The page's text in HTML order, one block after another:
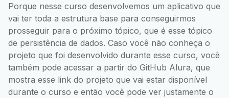
Porque nesse curso desenvolvemos um aplicativo que
vai ter toda a estrutura base para conseguirmos
prosseguir para o próximo tópico, que é esse tópico
de persistência de dados. Caso você não conheça o
projeto que foi desenvolvido durante esse curso, você
também pode acessar a partir do GitHub Alura, que
mostra esse link do projeto que vai estar disponível
durante o curso e então você pode ver justamente o